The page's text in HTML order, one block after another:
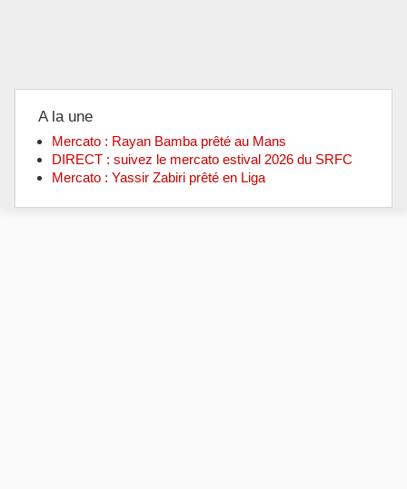
A la une
Mercato : Rayan Bamba prêté au Mans
DIRECT : suivez le mercato estival 2026 du SRFC
Mercato : Yassir Zabiri prêté en Liga